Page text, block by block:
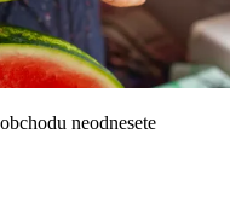
neodnesete